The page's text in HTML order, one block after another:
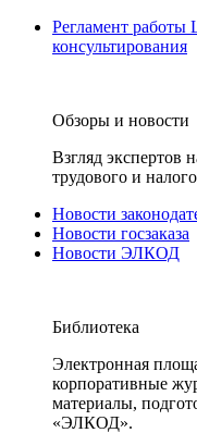
Регламент работы
консультирования
Обзоры и новости
Взгляд экспертов
трудового и
Новости
Новости госзаказа
Новости ЭЛКОД
Библиотека
Электронная
корпоративные
материалы,
«ЭЛКОД».